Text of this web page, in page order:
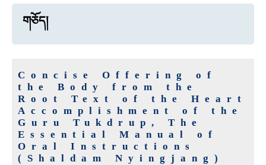
གཅོད།
Concise Offering of
the Body from the
Root Text of the Heart
Accomplishment of the
Guru Tukdrup, The
Essential Manual of
Oral Instructions
(Shaldam Nyingjang)